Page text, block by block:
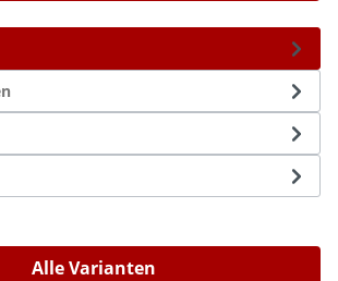
Alle Varianten